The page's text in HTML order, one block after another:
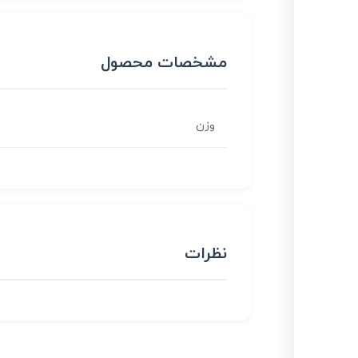
مشخصات محصول
وزن
نظرات